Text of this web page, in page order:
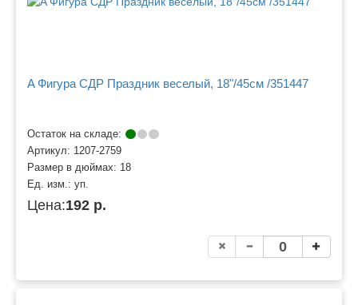
A Фигура СДР Праздник веселый, 18"/45см /351447
Остаток на складе:
Артикул: 1207-2759
Размер в дюймах: 18
Ед. изм.: уп.
Цена:192 р.